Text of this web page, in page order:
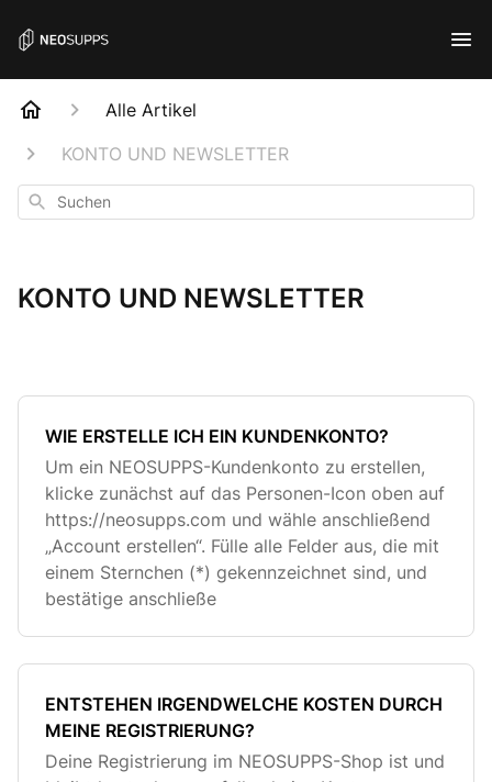
Alle Artikel
KONTO UND NEWSLETTER
Suchen
KONTO UND NEWSLETTER
WIE ERSTELLE ICH EIN KUNDENKONTO?
Um ein NEOSUPPS-Kundenkonto zu erstellen,
klicke zunächst auf das Personen-Icon oben auf
https://neosupps.com und wähle anschließend
„Account erstellen“. Fülle alle Felder aus, die mit
einem Sternchen (*) gekennzeichnet sind, und
bestätige anschließe
ENTSTEHEN IRGENDWELCHE KOSTEN DURCH
MEINE REGISTRIERUNG?
Deine Registrierung im NEOSUPPS-Shop ist und